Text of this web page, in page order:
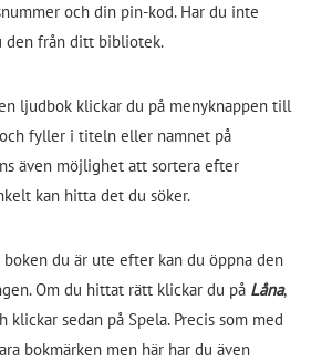
och din pin-kod. Har du inte
den från ditt bibliotek.
ljudbok klickar du på menyknappen till
och fyller i titeln eller namnet på
även möjlighet att sortera efter
kan hitta det du söker.
du är ute efter kan du öppna den
Om du hittat rätt klickar du på Låna,
klickar sedan på Spela. Precis som med
bokmärken men här har du även